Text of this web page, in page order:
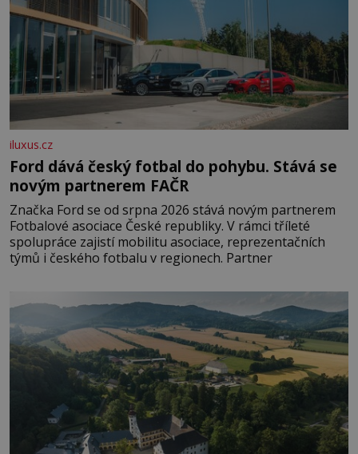
iluxus.cz
Ford dává český fotbal do pohybu. Stává se
novým partnerem FAČR
Značka Ford se od srpna 2026 stává novým partnerem
Fotbalové asociace České republiky. V rámci tříleté
spolupráce zajistí mobilitu asociace, reprezentačních
týmů i českého fotbalu v regionech. Partner